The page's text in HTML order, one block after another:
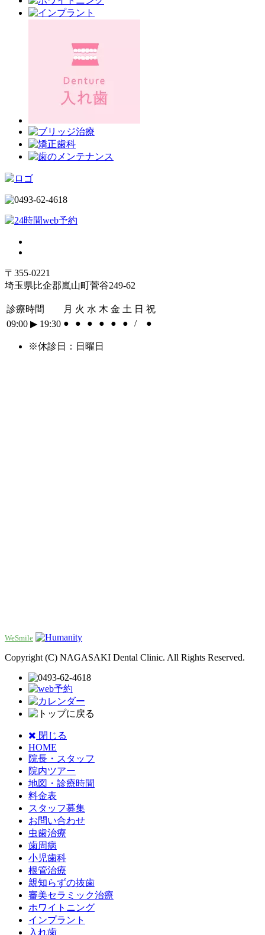
〒355-0221
埼玉県比企郡嵐山町菅谷249-62
診療時間 月 火 水 木 金 土 日 祝
09:00 ▶︎ 19:30 ● ● ● ● ● ● / ●
※休診日：日曜日
WeSmile
Copyright (C) NAGASAKI Dental Clinic. All Rights Reserved.
閉じる
HOME
院長・スタッフ
院内ツアー
地図・診療時間
料金表
スタッフ募集
お問い合わせ
虫歯治療
歯周病
小児歯科
根管治療
親知らずの抜歯
審美セラミック治療
ホワイトニング
インプラント
入れ歯